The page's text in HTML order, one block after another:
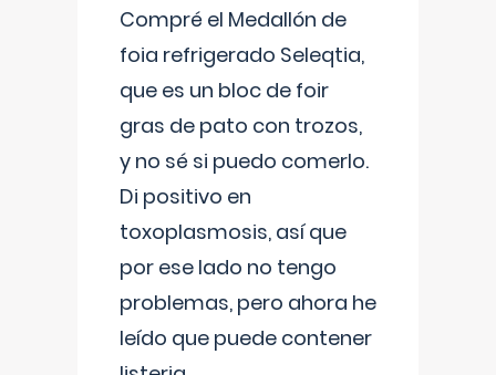
Compré el Medallón de
foia refrigerado Seleqtia,
que es un bloc de foir
gras de pato con trozos,
y no sé si puedo comerlo.
Di positivo en
toxoplasmosis, así que
por ese lado no tengo
problemas, pero ahora he
leído que puede contener